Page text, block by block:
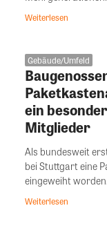
Weiterlesen
Gebäude/Umfeld
ein
Mitglieder
Als bundesweit
bei Stuttgart eine
eingeweiht
Weiterlesen